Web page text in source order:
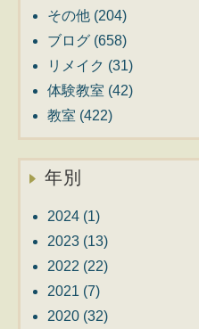
その他 (204)
ブログ (658)
リメイク (31)
体験教室 (42)
教室 (422)
年別
2024 (1)
2023 (13)
2022 (22)
2021 (7)
2020 (32)